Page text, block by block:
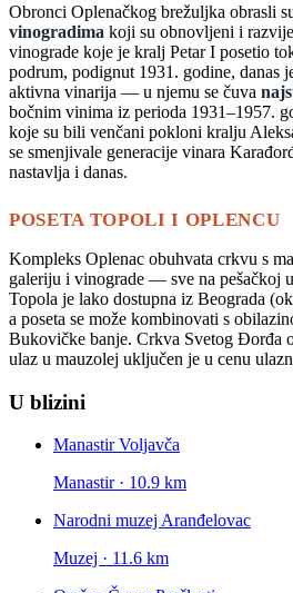
Obronci Oplenačkog brežuljka obrasli
vinogradima koji su obnovljeni i
vinograde koje je kralj Petar I posetio
podrum, podignut 1931. godine, danas
aktivna vinarija — u njemu se čuva
bočnim vinima iz perioda 1931–1957.
koje su bili venčani pokloni kralju
se smenjivale generacije vinara
nastavlja i danas.
POSETA TOPOLI I OPLENCU
Kompleks Oplenac obuhvata crkvu s
galeriju i vinograde — sve na pešačkoj
Topola je lako dostupna iz Beograda
a poseta se može kombinovati s
Bukovičke banje. Crkva Svetog Đorđa
ulaz u mauzolej uključen je u cenu
U blizini
Manastir Voljavča
Manastir · 10.9 km
Narodni muzej Aranđelovac
Muzej · 11.6 km